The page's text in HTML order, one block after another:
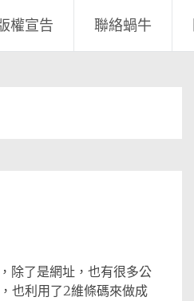
權宣告 聯絡蝸牛
除了是網址，也有很多公
也利用了2維條碼來做成